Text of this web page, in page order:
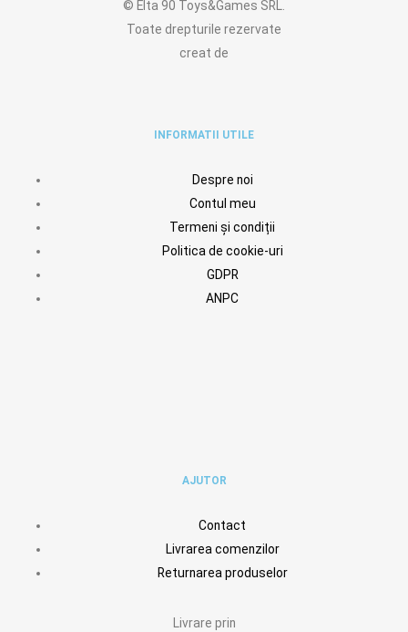
© Elta 90 Toys&Games SRL.
Toate drepturile rezervate
creat de
INFORMATII UTILE
Despre noi
Contul meu
Termeni și condiții
Politica de cookie-uri
GDPR
ANPC
AJUTOR
Contact
Livrarea comenzilor
Returnarea produselor
Livrare prin